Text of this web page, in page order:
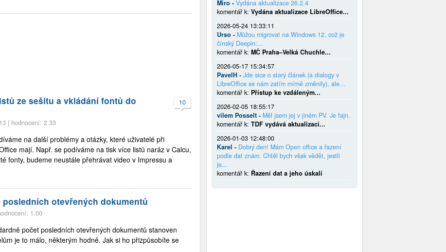
ze sešitu a vkládání fontů do
10
| hodnocení: 2.33
na další problémy a otázky, které uživatelé při
mají. Např. se podíváme na tisk více listů naráz v Calcu,
fonty, budeme neustále přehrávat video v Impressu a
otevřených dokumentů
1.00
počet posledních otevřených dokumentů stanoven
je to málo, některým hodně. Jak si ho přizpůsobíte se
Miro - Vydána aktualizace 26.2.4
komentář k: Vydána aktualizace LibreOffice...
2026-05-24 13:33:11
Urso - Můžou migrovat na Windows 12, což je
čínský Deepin:...
komentář k: MČ Praha–Velká Chuchle...
2026-05-17 15:34:57
PavelH - Jde sice o starý článek (a dialogy v
LibreOffice se nám zatím mírně změnily), ale...
komentář k: Přístup ke vzdáleným...
2026-02-05 18:55:17
vilem Posselt - Měl jsem jej v jiném PV. Je fajn.
komentář k: TDF vydává aktualizaci...
2026-01-03 12:48:00
Karel - Dobrý den! Mám Open office a řazení
podle dat znám. Chtěl bych však vědět, jestli
je...
komentář k: Řazení dat a jeho úskalí